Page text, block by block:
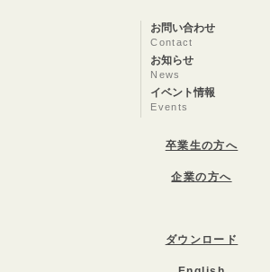
お問い合わせ
Contact
お知らせ
News
イベント情報
Events
卒業生の方へ
企業の方へ
ダウンロード